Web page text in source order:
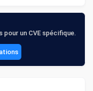
un CVE spécifique.